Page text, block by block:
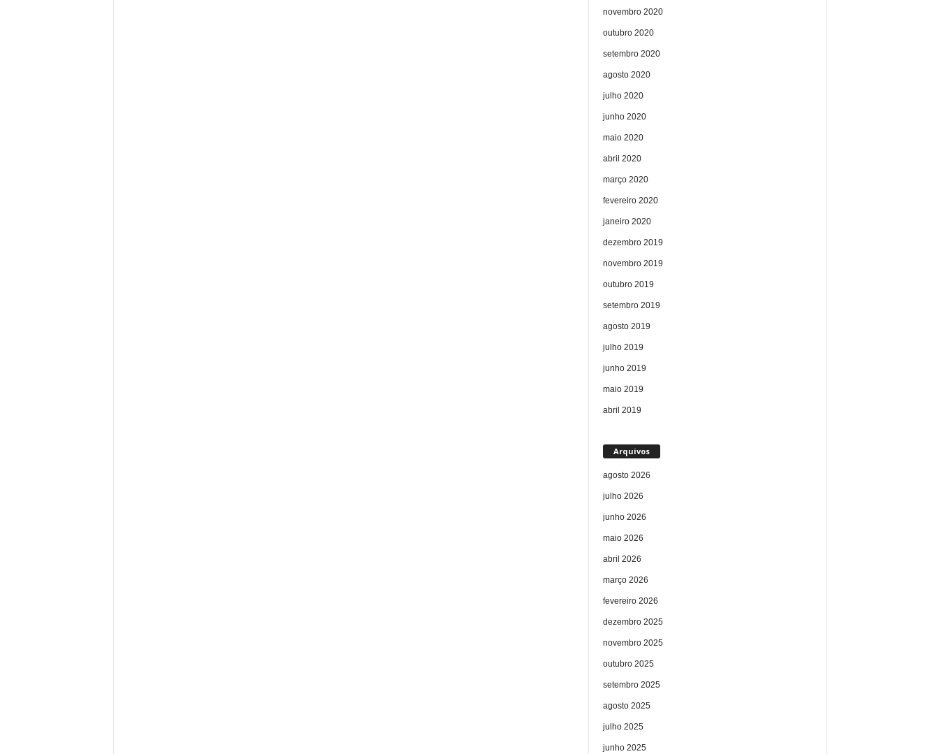
novembro 2020
outubro 2020
setembro 2020
agosto 2020
julho 2020
junho 2020
maio 2020
abril 2020
março 2020
fevereiro 2020
janeiro 2020
dezembro 2019
novembro 2019
outubro 2019
setembro 2019
agosto 2019
julho 2019
junho 2019
maio 2019
abril 2019
Arquivos
agosto 2026
julho 2026
junho 2026
maio 2026
abril 2026
março 2026
fevereiro 2026
dezembro 2025
novembro 2025
outubro 2025
setembro 2025
agosto 2025
julho 2025
junho 2025